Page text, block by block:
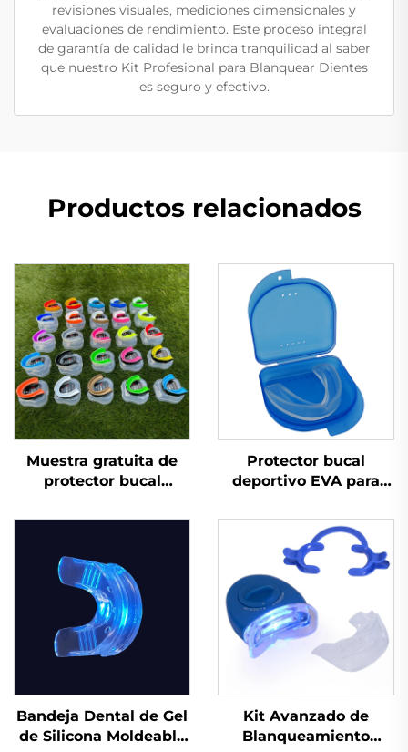
revisiones visuales, mediciones dimensionales y
evaluaciones de rendimiento. Este proceso integral
de garantía de calidad le brinda tranquilidad al saber
que nuestro Kit Profesional para Blanquear Dientes
es seguro y efectivo.
Productos relacionados
Muestra gratuita de
protector bucal
protector bucal
dental para aparatos,
EVA de doble color
para MMA y boxeo
Protector bucal
deportivo EVA para
protector dental de
silicona
Bandeja Dental de Gel
de Silicona Moldeable
Kit Avanzado de
Blanqueamiento